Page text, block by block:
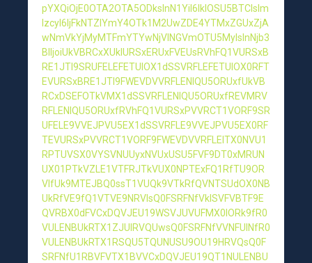
pYXQiOjE0OTA2OTA5ODksInN1YiI6IklOSU5BTCIsIm
lzcyI6IjFkNTZlYmY4OTk1M2UwZDE4YTMxZGUxZjA
wNmVkYjMyMTFmYTYwNjVlNGVmOTU5MyIsInNjb3
BlIjoiUkVBRCxXUklURSxERUxFVEUsRVhFQ1VURSxB
RE1JTl9SRUFELEFETUlOX1dSSVRFLEFETUlOX0RFT
EVURSxBRE1JTl9FWEVDVVRFLENIQU5ORUxfUkVB
RCxDSEFOTkVMX1dSSVRFLENIQU5ORUxfREVMRV
RFLENIQU5ORUxfRVhFQ1VURSxPVVRCT1VORF9SR
UFELE9VVEJPVU5EX1dSSVRFLE9VVEJPVU5EX0RF
TEVURSxPVVRCT1VORF9FWEVDVVRFLElTX0NVU1
RPTUVSX0VYSVNUUyxNVUxUSU5FVF9DT0xMRUN
UX01PTkVZLE1VTFRJTkVUX0NPTExFQ1RfTU9OR
VlfUk9MTEJBQ0ssT1VUQk9VTkRfQVNTSUdOX0NB
UkRfVE9fQ1VTVE9NRVIsQ0FSRFNfVklSVFVBTF9E
QVRBX0dFVCxDQVJEU19WSVJUVUFMX0lORk9fR0
VULENBUkRTX1ZJUlRVQUwsQ0FSRFNfVVNFUlNfR0
VULENBUkRTX1RSQU5TQUNUSU9OU19HRVQsQ0F
SRFNfU1RBVFVTX1BVVCxDQVJEU19QT1NULENBU